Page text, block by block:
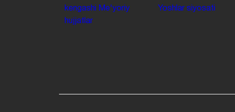
kengashi
Me'yoriy
hujjatlar
Yoshlar siyosati